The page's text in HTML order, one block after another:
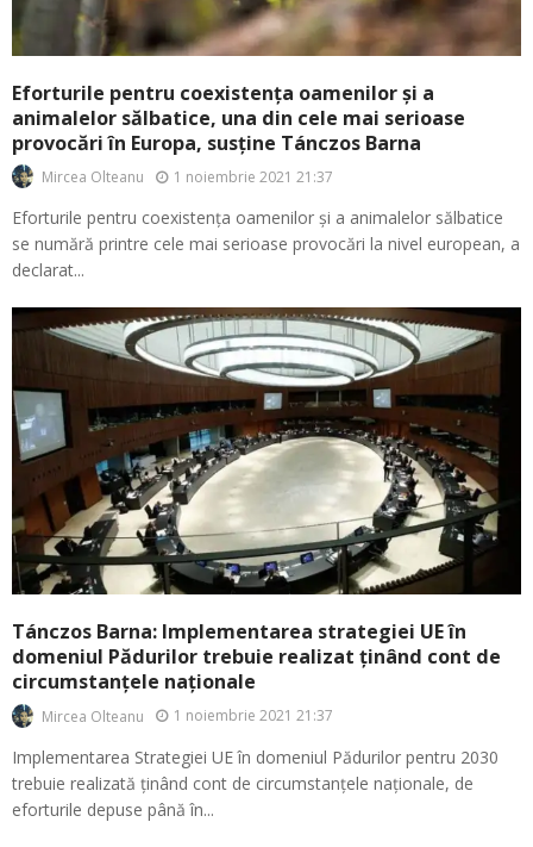
Eforturile pentru coexistența oamenilor și a
animalelor sălbatice, una din cele mai serioase
provocări în Europa, susține Tánczos Barna
Mircea Olteanu 1 noiembrie 2021 21:37
Eforturile pentru coexistența oamenilor și a animalelor sălbatice
se numără printre cele mai serioase provocări la nivel european, a
declarat...
Tánczos Barna: Implementarea strategiei UE în
domeniul Pădurilor trebuie realizat ținând cont de
circumstanțele naționale
Mircea Olteanu 1 noiembrie 2021 21:37
Implementarea Strategiei UE în domeniul Pădurilor pentru 2030
trebuie realizată ținând cont de circumstanțele naționale, de
eforturile depuse până în...